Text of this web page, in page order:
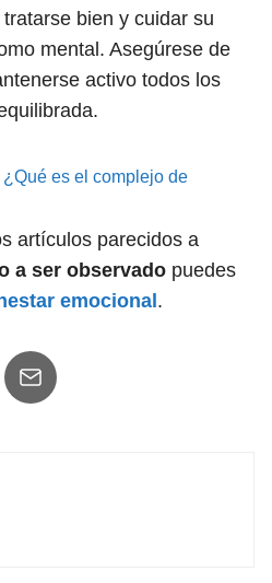
bien y cuidar su
mental. Asegúrese de
activo todos los
¿Qué es el complejo de
artículos parecidos a
a ser observado puedes
emocional .